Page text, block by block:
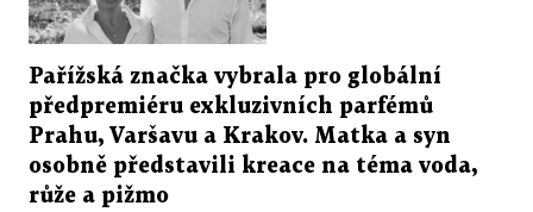
Pařížská značka vybrala pro globální
předpremiéru exkluzivních parfémů
Prahu, Varšavu a Krakov. Matka a syn
osobně představili kreace na téma voda,
růže a pižmo